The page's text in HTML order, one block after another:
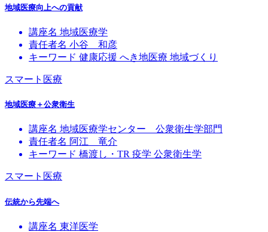
地域医療向上への貢献
講座名 地域医療学
責任者名 小谷 和彦
キーワード 健康応援 へき地医療 地域づくり
スマート医療
地域医療＋公衆衛生
講座名 地域医療学センター 公衆衛生学部門
責任者名 阿江 竜介
キーワード 橋渡し・TR 疫学 公衆衛生学
スマート医療
伝統から先端へ
講座名 東洋医学